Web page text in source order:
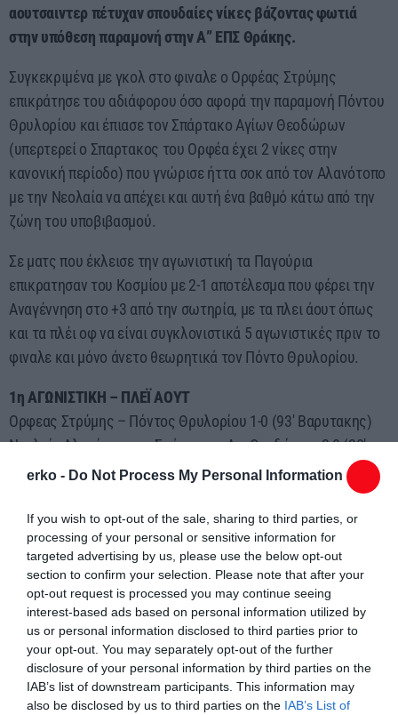
erko - Do Not Process My Personal Information
If you wish to opt-out of the sale, sharing to third parties, or
processing of your personal or sensitive information for
targeted advertising by us, please use the below opt-out
section to confirm your selection. Please note that after your
opt-out request is processed you may continue seeing
interest-based ads based on personal information utilized by
us or personal information disclosed to third parties prior to
your opt-out. You may separately opt-out of the further
disclosure of your personal information by third parties on the
IAB’s list of downstream participants. This information may
also be disclosed by us to third parties on the IAB’s List of
αουτσαιντερ πέτυχαν σπουδαίες νίκες βάζοντας φωτιά
στην υπόθεση παραμονή στην Α” ΕΠΣ Θράκης.
Συγκεκριμένα με γκολ στο φιναλε ο Ορφέας Στρύμης
επικράτησε του αδιάφορου όσο αφορά την παραμονή Πόντου
Θρυλορίου και έπιασε τον Σπάρτακο Αγίων Θεοδώρων
(υπερτερεί ο Σπαρτακος του Ορφέα έχει 2 νίκες στην
κανονική περίοδο) που γνώρισε ήττα σοκ από τον Αλανότοπο
με την Νεολαία να απέχει και αυτή ένα βαθμό κάτω από την
ζώνη του υποβιβασμού.
Σε ματς που έκλεισε την αγωνιστική τα Παγούρια
επικρατησαν του Κοσμίου με 2-1 αποτέλεσμα που φέρει την
Αναγέννηση στο +3 από την σωτηρία, με τα πλει άουτ όπως
και τα πλέι οφ να είναι συγκλονιστικά 5 αγωνιστικές πριν το
φιναλε και μόνο άνετο θεωρητικά τον Πόντο Θρυλορίου.
1η ΑΓΩΝΙΣΤΙΚΗ – ΠΛΕΪ ΑΟΥΤ
Ορφεας Στρύμης – Πόντος Θρυλορίου 1-0 (93′ Βαρυτακης)
Νεολαία Αλανότοπου – Σπάρτακος Αγ. Θεοδώρων 2-0 (20′
Αριφ Κιουτσουκ, 55′ Τσακιρ Αικουτ)
Αναγέννηση Παγουρίων – ΠΑΟ Κοσμίου 2-1 (2′ Αγριοδημος,
86′ Πανουτσοπουλος – 72′ Μπισμπικης)
Η ΒΑΘΜΟΛΟΓΙΑ ΤΩΝ ΠΛΕΪ ΑΟΥΤ (1 ΑΓΩΝΑΣ)
7. Πόντος Θρυλορίου 14 (0-1)
8. ΠΑΟ Κοσμίου 9 (1-2)
9. Αναγέννηση Παγουρίων 9 (2-1)
10. Σπάρτακος Αγ. Θεοδώρων 6 (0-2)
—————————————————————–
11. Ορφέας Στρύμης 6 (1-0)